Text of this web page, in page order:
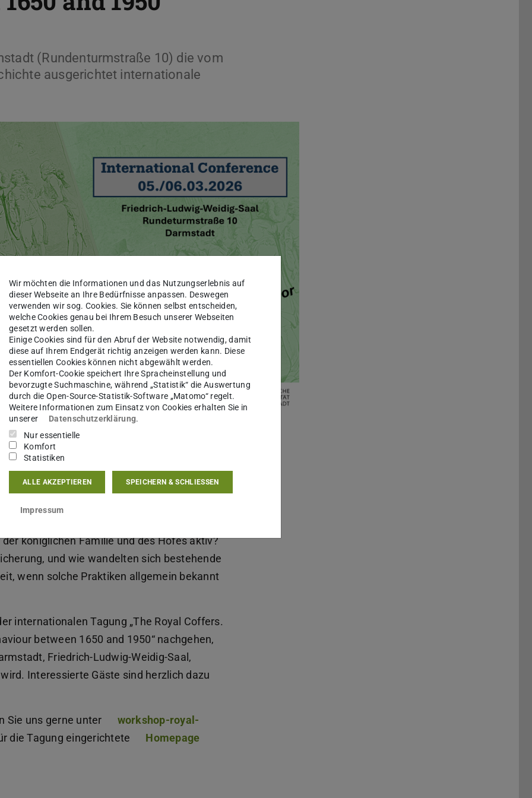
(Rundenturmstraße 10) die vom
ausgerichtet internationale
sowie die ökonomischen Netzwerke
Das breit angelegte Programm
Netzwerke und geht unter anderem den
Wie wurden die Herrscher und
königlichen Familie und des Hofes aktiv?
und wie wandelten sich bestehende
wenn solche Praktiken allgemein bekannt
internationalen Tagung „The Royal Coffers.
between 1650 and 1950“ nachgehen,
Friedrich-Ludwig-Weidig-Saal,
Interessierte Gäste sind herzlich dazu
Sie uns gerne unter
workshop-royal-
die Tagung eingerichtete
Homepage
Wir möchten die Informationen und das Nutzungserlebnis auf
dieser Webseite an Ihre Bedürfnisse anpassen. Deswegen
verwenden wir sog. Cookies. Sie können selbst entscheiden,
welche Cookies genau bei Ihrem Besuch unserer Webseiten
gesetzt werden sollen.
Einige Cookies sind für den Abruf der Website notwendig, damit
diese auf Ihrem Endgerät richtig anzeigen werden kann. Diese
essentiellen Cookies können nicht abgewählt werden.
Der Komfort-Cookie speichert Ihre Spracheinstellung und
bevorzugte Suchmaschine, während „Statistik“ die Auswertung
durch die Open-Source-Statistik-Software „Matomo“ regelt.
Weitere Informationen zum Einsatz von Cookies erhalten Sie in
unserer
Datenschutzerklärung.
Nur essentielle
Komfort
Statistiken
ALLE AKZEPTIEREN SPEICHERN & SCHLIESSEN
Impressum